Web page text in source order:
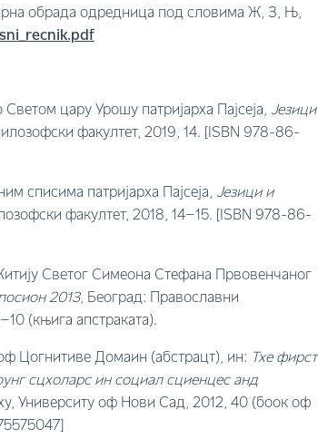
обрада одредница под словима Ж, З, Њ,
цару Урошу патријарха Пајсеја, Језици
факултет, 2019, 14. [ISBN 978-86-
списима патријарха Пајсеја, Језици и
факултет, 2018, 14–15. [ISBN 978-86-
Светог Симеона Стефана Првовенчаног
2013, Београд: Православни
(књига апстраката).
Цогнитиве Домаин (абстрацт), ин:
Тхе фирст
сцхоларс ин социал сциенцес анд
Университy оф Нови Сад, 2012, 40 (боок оф